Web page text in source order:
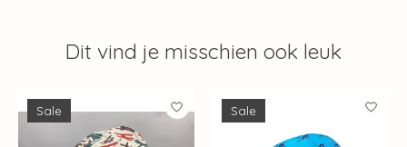
Dit vind je misschien ook leuk
Items van productcarrousel
Sale Sale